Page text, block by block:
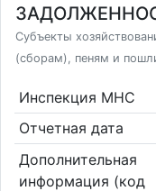
Субъекты
(сборам), пеням и
Инспекция МНС
Отчетная дата
Дополнительная
информация (код